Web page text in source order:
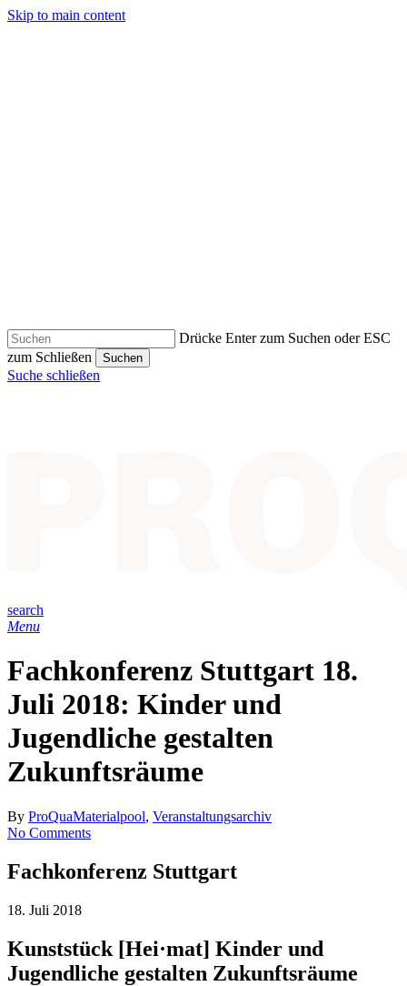
Skip to main content
Drücke Enter zum Suchen oder ESC
zum Schließen
Suchen
Suche schließen
search
Menu
Fachkonferenz Stuttgart 18.
Juli 2018: Kinder und
Jugendliche gestalten
Zukunftsräume
By ProQuaMaterialpool, Veranstaltungsarchiv
No Comments
Fachkonferenz Stuttgart
18. Juli 2018
Kunststück [Hei·mat] Kinder und
Jugendliche gestalten Zukunftsräume